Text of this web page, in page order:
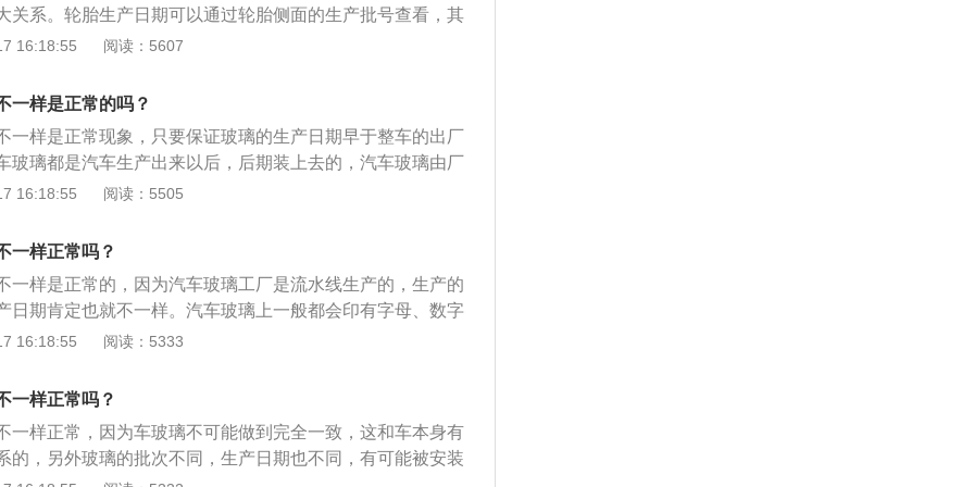
关系。轮胎生产日期可以通过轮胎侧面的生产批号查看，其
志。轮胎的保管方法是：1、下雨时将轮胎搬到室内，以免
池旁边；4、长时间拆掉轮胎保管时，注意避免轮胎内部渗
16:18:55 阅读：5607
一样是正常的吗？
一样是正常现象，只要保证玻璃的生产日期早于整车的出厂
玻璃都是汽车生产出来以后，后期装上去的，汽车玻璃由厂
提前采购的，因为采购的批次不同，日期肯定会有所差别。
；圆点在数字后方为下半年，用13减去数字后面的圆点个数
16:18:55 阅读：5505
一样正常吗？
一样是正常的，因为汽车玻璃工厂是流水线生产的，生产的
日期肯定也就不一样。汽车玻璃上一般都会印有字母、数字
厂商、玻璃品牌、生产日期和中国3c强制性认证标志。汽车
中，对玻璃进行不均匀冷却，使玻璃主视区与周边区产生不
16:18:55 阅读：5333
一样正常吗？
一样正常，因为车玻璃不可能做到完全一致，这和车本身有
的，另外玻璃的批次不同，生产日期也不同，有可能被安装